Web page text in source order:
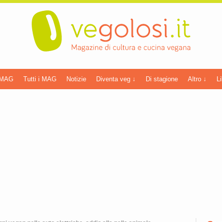
Tutti i MAG Notizie Diventa veg ↓ Di stagione Altro ↓